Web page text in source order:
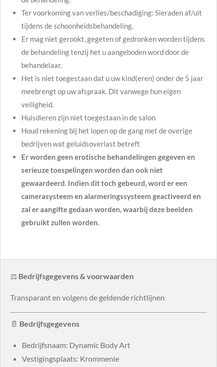
Ter voorkoming van verlies/beschadiging: Sieraden af/uit
tijdens de schoonheidsbehandeling.
Er mag niet gerookt, gegeten of gedronken worden tijdens
de behandeling tenzij het u aangeboden word door de
behandelaar.
Het is niet toegestaan dat u uw kind(eren) onder de 5 jaar
meebrengt op uw afspraak. Dit vanwege hun eigen
veiligheid.
Huisdieren zijn niet toegestaan in de salon
Houd rekening bij het lopen op de gang met de overige
bedrijven wat geluidsoverlast betreft
Er worden geen erotische behandelingen gegeven en
serieuze toespelingen worden dan ook niet
gewaardeerd. Indien dit toch gebeurd, word er een
camerasysteem en alarmeringssysteem geactiveerd en
zal er aangifte gedaan worden, waarbij deze beelden
gebruikt zullen worden.
⚖️ Bedrijfsgegevens & voorwaarden
Transparant en volgens de geldende richtlijnen
📄 Bedrijfsgegevens
Bedrijfsnaam: Dynamic Body Art
Vestigingsplaats: Krommenie